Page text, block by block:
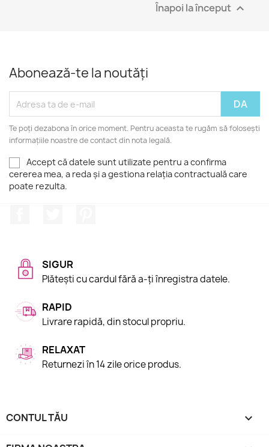
Înapoi la început 
Abonează-te la noutăți
Te poți dezabona în orice moment. Pentru aceasta te rugăm să folosești
informațiile noastre de contact din nota legală.
Accept că datele sunt utilizate pentru a confirma
cererea mea, a reda și a gestiona relația contractuală care
poate rezulta.
SIGUR
Plătești cu cardul fără a-ți înregistra datele.
RAPID
Livrare rapidă, din stocul propriu.
RELAXAT
Returnezi în 14 zile orice produs.
CONTUL TĂU 